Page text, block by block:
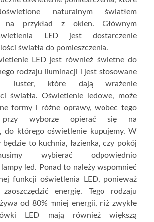
naturalnym światłem
na przykład z okien. Głównym
LED jest dostarczenie
światła do pomieszczenia.
LED jest również świetne do
rodzaju iluminacji i jest stosowane
luster, które dają wrażenie
światła. Oświetlenie ledowe, może
formy i różne oprawy, wobec tego
przy wyborze opierać się na
do którego oświetlenie kupujemy. W
będzie to kuchnia, łazienka, czy pokój
wybierać odpowiednio
led. Ponad to należy wspomnieć
funkcji oświetlenia LED, ponieważ
energię. Tego rodzaju
od 80% mniej energii, niż zwykłe
LED mają również większą